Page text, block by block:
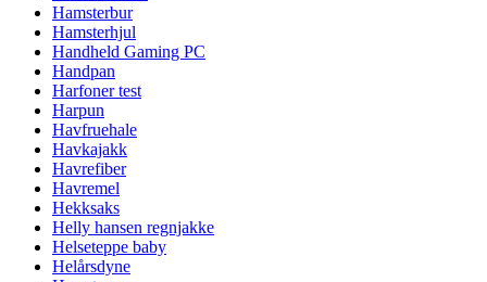
Hamsterbur
Hamsterhjul
Handheld Gaming PC
Handpan
Harfoner test
Harpun
Havfruehale
Havkajakk
Havrefiber
Havremel
Hekksaks
Helly hansen regnjakke
Helseteppe baby
Helårsdyne